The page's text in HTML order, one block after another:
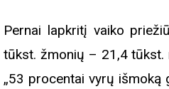
Pernai lapkritį vaiko
tūkst. žmonių – 21,4
„53 procentai vyrų išmoką